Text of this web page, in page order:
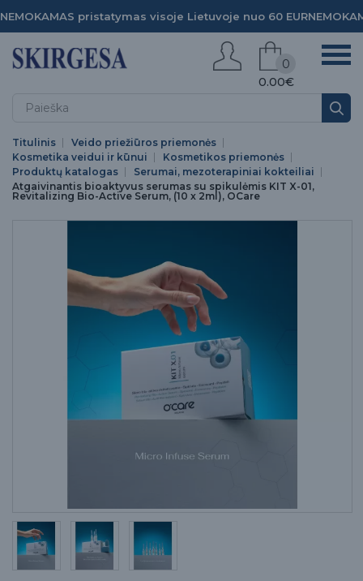
NEMOKAMAS pristatymas visoje Lietuvoje nuo 60 EUR
0.00€
0
Titulinis
Veido priežiūros priemonės
Kosmetika veidui ir kūnui
Kosmetikos priemonės
Produktų katalogas
Serumai, mezoterapiniai kokteiliai
Atgaivinantis bioaktyvus serumas su spikulėmis KIT X-01,
Revitalizing Bio-Active Serum, (10 x 2ml), OCare